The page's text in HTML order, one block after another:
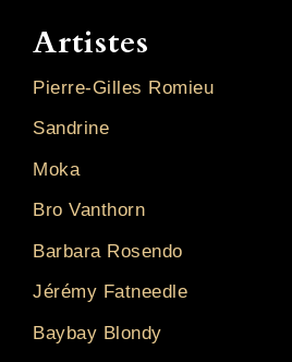
Artistes
Pierre-Gilles Romieu
Sandrine
Moka
Bro Vanthorn
Barbara Rosendo
Jérémy Fatneedle
Baybay Blondy